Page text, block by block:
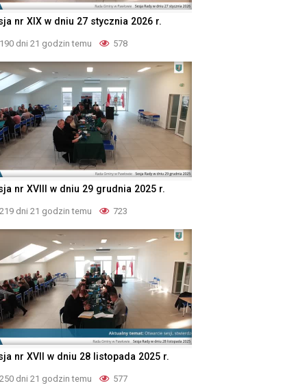
nr XIX w dniu 27 stycznia 2026 r.
190 dni 21 godzin temu 578
nr XVIII w dniu 29 grudnia 2025 r.
219 dni 21 godzin temu 723
nr XVII w dniu 28 listopada 2025 r.
250 dni 21 godzin temu 577